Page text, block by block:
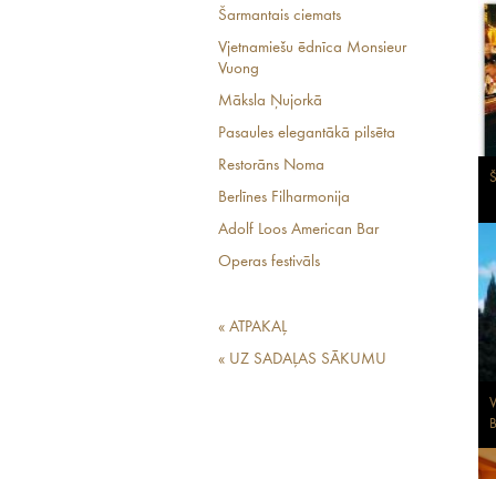
Šarmantais ciemats
Vjetnamiešu ēdnīca Monsieur
Vuong
Māksla Ņujorkā
Pasaules elegantākā pilsēta
Restorāns Noma
Berlīnes Filharmonija
Adolf Loos American Bar
Operas festivāls
« ATPAKAĻ
« UZ SADAĻAS SĀKUMU